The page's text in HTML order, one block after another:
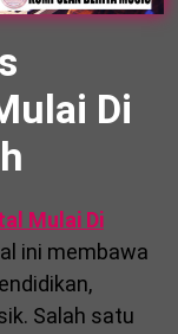
Di
Mulai Di
ini membawa
Salah satu